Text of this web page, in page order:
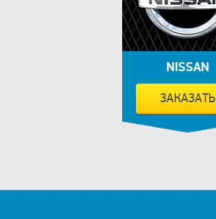
NISSAN
ЗАКАЗАТЬ